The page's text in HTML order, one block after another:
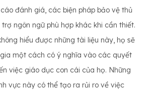
đánh giá, các biện pháp bảo vệ thủ
ngôn ngữ phù hợp khác khi cần thiết.
hiểu được những tài liệu này, họ sẽ
một cách có ý nghĩa vào các quyết
việc giáo dục con cái của họ. Những
vực này có thể tạo ra rủi ro về việc